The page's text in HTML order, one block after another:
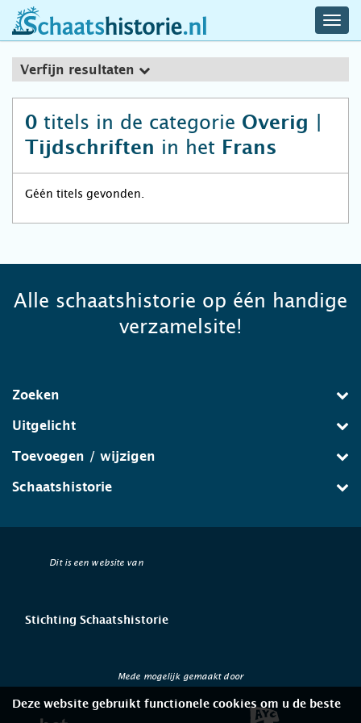
schaatshistorie.nl
Verfijn resultaten
0 titels in de categorie Overig |
Tijdschriften in het Frans
Géén titels gevonden.
Alle schaatshistorie op één handige
verzamelsite!
Zoeken
Uitgelicht
Toevoegen / wijzigen
Schaatshistorie
Dit is een website van
Stichting Schaatshistorie
Mede mogelijk gemaakt door
Deze website gebruikt functionele cookies om u de beste